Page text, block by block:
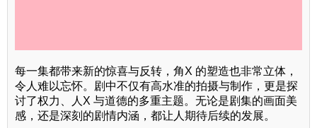
每一集都带来新的惊喜与反转，角X 的塑造也非常立体，
令人难以忘怀。剧中不仅有高水准的拍摄与制作，更是探
讨了权力、人X 与道德的多重主题。无论是剧集的画面美
感，还是深刻的剧情内涵，都让人期待后续的发展。